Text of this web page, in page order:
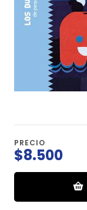
PRECIO
$8.500